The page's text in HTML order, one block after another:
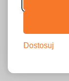
Dostosuj